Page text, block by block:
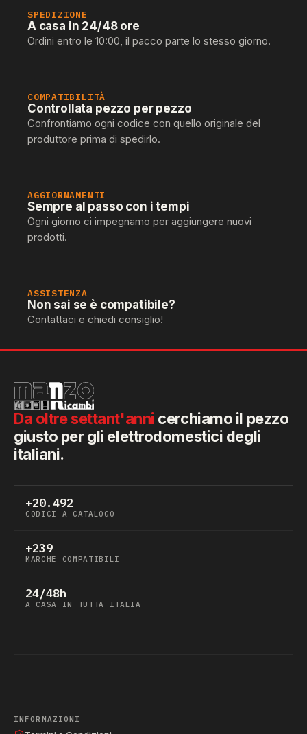
SPEDIZIONE
A casa in 24/48 ore
Ordini entro le 10:00, il pacco parte lo stesso giorno.
COMPATIBILITÀ
Controllata pezzo per pezzo
Confrontiamo ogni codice con quello originale del
produttore prima di spedirlo.
AGGIORNAMENTI
Sempre al passo con i tempi
Ogni giorno ci impegnamo per aggiungere nuovi
prodotti.
ASSISTENZA
Non sai se è compatibile?
Contattaci e chiedi consiglio!
Da oltre settant'anni cerchiamo il pezzo
giusto per gli elettrodomestici degli
italiani.
+20.492
CODICI A CATALOGO
+239
MARCHE COMPATIBILI
24/48h
A CASA IN TUTTA ITALIA
INFORMAZIONI